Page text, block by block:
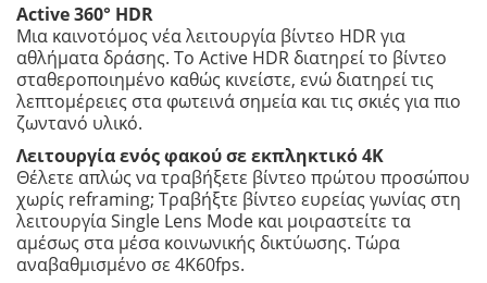
Active360° HDR
Μια καινοτόμος νέα λειτουργία βίντεο HDR για
αθλήματα δράσης. Το Active HDR διατηρεί το βίντεο
σταθεροποιημένο καθώς κινείστε, ενώ διατηρεί τις
λεπτομέρειες στα φωτεινά σημεία και τις σκιές για πιο
ζωντανό υλικό.
Λειτουργία ενός φακού σε εκπληκτικό 4K
Θέλετε απλώς να τραβήξετε βίντεο πρώτου προσώπου
χωρίς reframing; Τραβήξτε βίντεο ευρείας γωνίας στη
λειτουργία Single Lens Mode και μοιραστείτε τα
αμέσως στα μέσα κοινωνικής δικτύωσης. Τώρα
αναβαθμισμένο σε 4K60fps.